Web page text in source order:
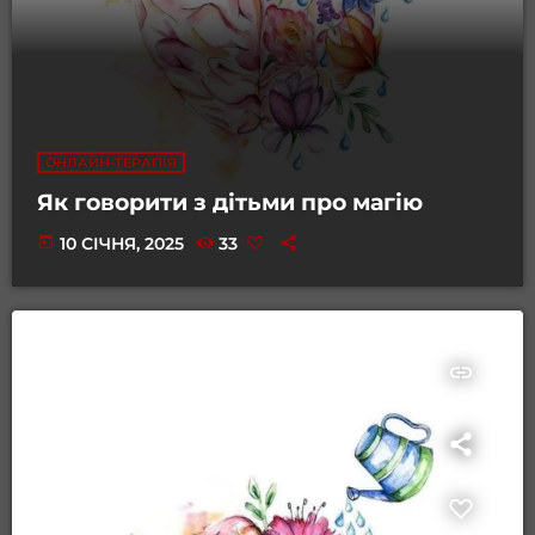
ОНЛАЙН-ТЕРАПІЯ
Як говорити з дітьми про магію
today 10 СІЧНЯ, 2025 33
insert_link